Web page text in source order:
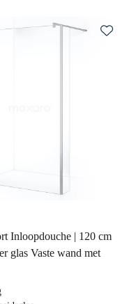
Inloopdouche | 120 cm
glas Vaste wand met